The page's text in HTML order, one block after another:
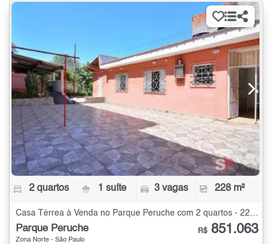
2 quartos 1 suíte 3 vagas 228 m²
Parque Peruche
Zona Norte - São Paulo
R$ 851.063